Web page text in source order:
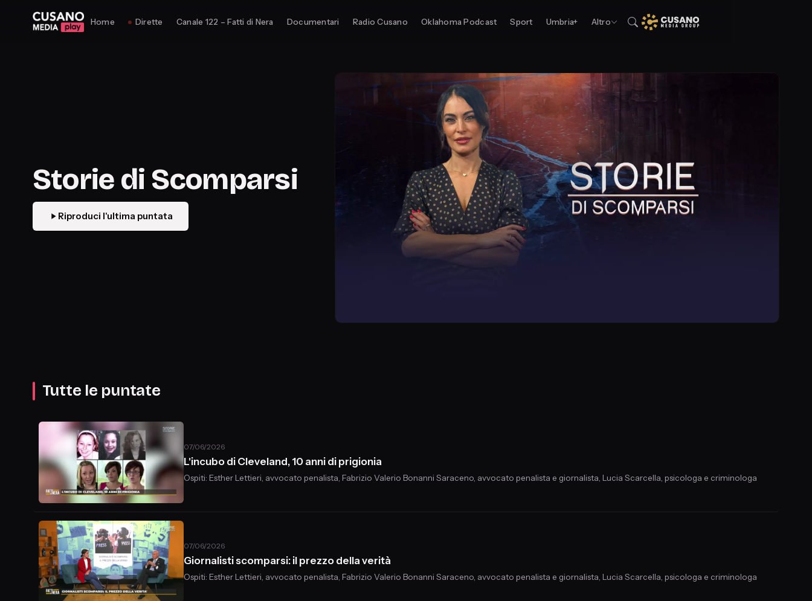
Home Dirette Canale 122 – Fatti di Nera Documentari Radio Cusano Oklahoma Podcast Sport Umbria+ Altro
Storie di Scomparsi
Riproduci l'ultima puntata
Tutte le puntate
07/06/2026
L'incubo di Cleveland, 10 anni di prigionia
Ospiti: Esther Lettieri, avvocato penalista, Fabrizio Valerio Bonanni Saraceno, avvocato penalista e giornalista, Lucia Scarcella, psicologa e criminologa
07/06/2026
Giornalisti scomparsi: il prezzo della verità
Ospiti: Esther Lettieri, avvocato penalista, Fabrizio Valerio Bonanni Saraceno, avvocato penalista e giornalista, Lucia Scarcella, psicologa e criminologa